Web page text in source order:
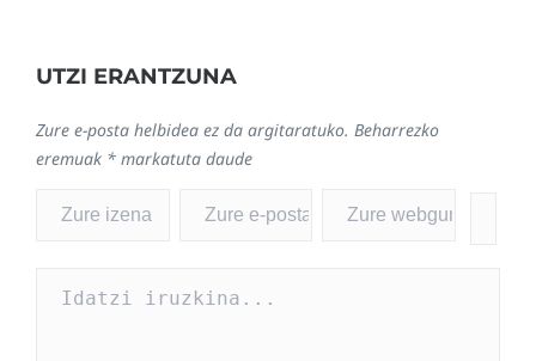
UTZI ERANTZUNA
Zure e-posta helbidea ez da argitaratuko. Beharrezko
eremuak * markatuta daude